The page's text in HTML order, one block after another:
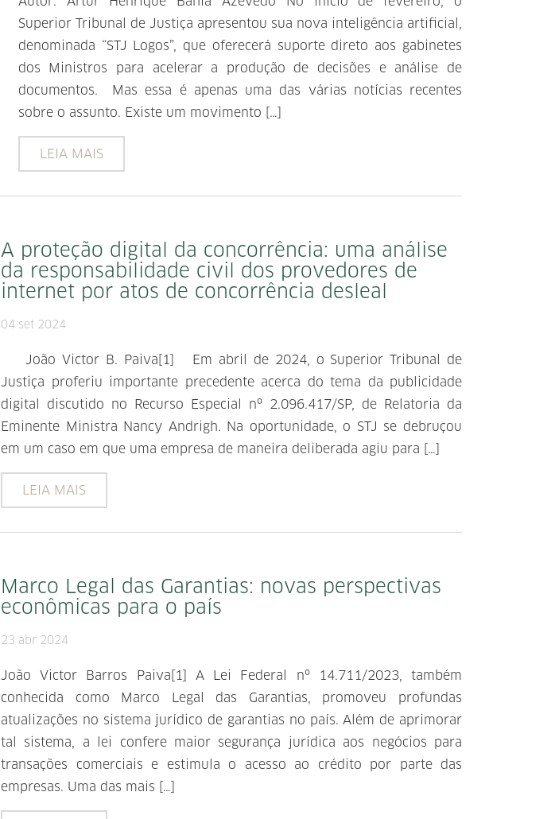
Superior Tribunal de Justiça apresentou sua nova inteligência artificial,
denominada “STJ Logos”, que oferecerá suporte direto aos gabinetes
dos Ministros para acelerar a produção de decisões e análise de
documentos. Mas essa é apenas uma das várias notícias recentes
sobre o assunto. Existe um movimento […]
LEIA MAIS
A proteção digital da concorrência: uma análise
da responsabilidade civil dos provedores de
internet por atos de concorrência desleal
04 set 2024
João Victor B. Paiva[1] Em abril de 2024, o Superior Tribunal de
Justiça proferiu importante precedente acerca do tema da publicidade
digital discutido no Recurso Especial nº 2.096.417/SP, de Relatoria da
Eminente Ministra Nancy Andrigh. Na oportunidade, o STJ se debruçou
em um caso em que uma empresa de maneira deliberada agiu para […]
LEIA MAIS
Marco Legal das Garantias: novas perspectivas
econômicas para o país
23 abr 2024
João Victor Barros Paiva[1] A Lei Federal nº 14.711/2023, também
conhecida como Marco Legal das Garantias, promoveu profundas
atualizações no sistema jurídico de garantias no país. Além de aprimorar
tal sistema, a lei confere maior segurança jurídica aos negócios para
transações comerciais e estimula o acesso ao crédito por parte das
empresas. Uma das mais […]